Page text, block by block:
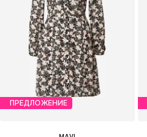
ПРЕДЛОЖЕНИЕ